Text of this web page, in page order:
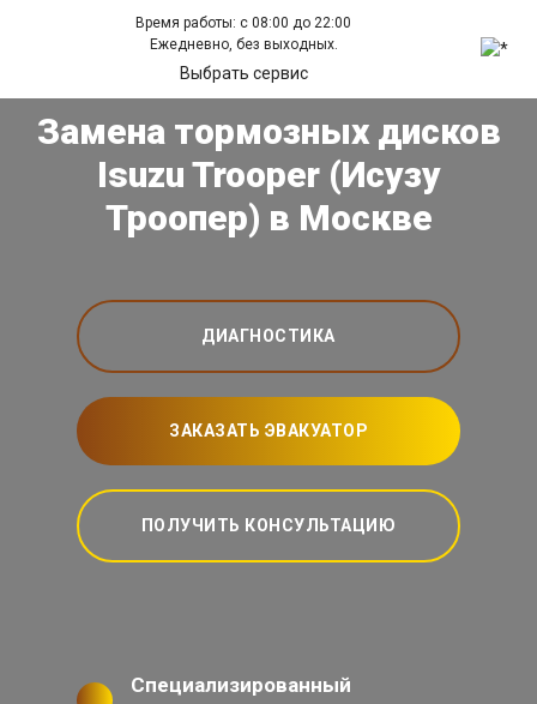
Время работы: с 08:00 до 22:00
Ежедневно, без выходных.
Выбрать сервис
Замена тормозных дисков
Isuzu Trooper (Исузу
Троопер) в Москве
ДИАГНОСТИКА
ЗАКАЗАТЬ ЭВАКУАТОР
ПОЛУЧИТЬ КОНСУЛЬТАЦИЮ
Специализированный